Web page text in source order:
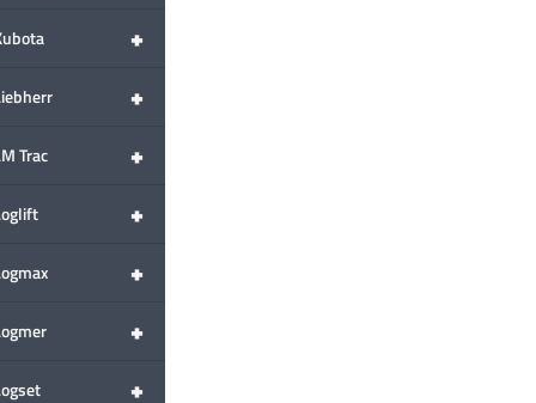
+
+
+
Trac
+
+
+
+